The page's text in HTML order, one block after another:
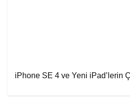
iPhone SE 4 ve Yeni iPad’lerin